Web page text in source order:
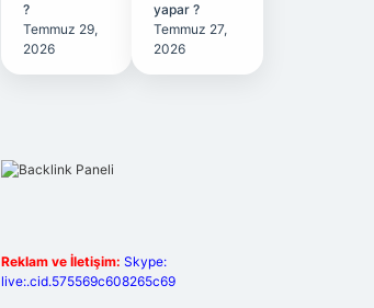
?
Temmuz 29,
2026
yapar ?
Temmuz 27,
2026
Reklam ve İletişim: Skype:
live:.cid.575569c608265c69